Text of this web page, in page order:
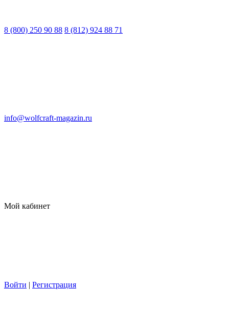
8 (800) 250 90 88 8 (812) 924 88 71
info@wolfcraft-magazin.ru
Мой кабинет
Войти | Регистрация